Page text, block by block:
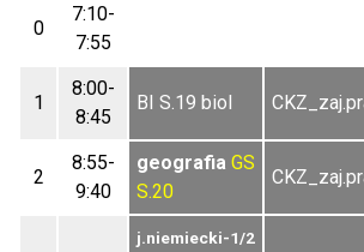
0
7:10-
7:55
1
8:00-
8:45
BI S.19 biol
2
8:55-
9:40
geografia GS
S.20
j.niemiecki-1/2